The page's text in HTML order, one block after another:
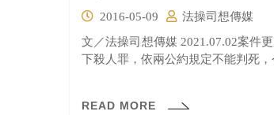
2016-05-09
法操司想傳媒
文／法操司想傳媒 2021.07.02案件
下殺人罪，依兩公約規定不能判死
READ MORE